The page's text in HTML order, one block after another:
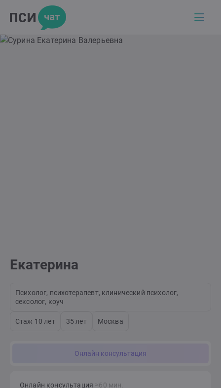
Екатерина
Психолог, психотерапевт, клинический психолог,
сексолог, коуч
Стаж 10 лет 35 лет Москва
Онлайн консультация
Онлайн консультация ≈60 мин.